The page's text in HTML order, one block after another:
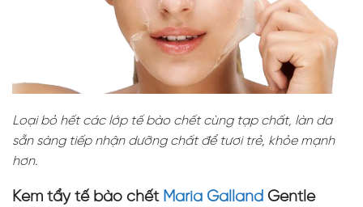
Loại bỏ hết các lớp tế bào chết cùng tạp chất, làn da
sẵn sàng tiếp nhận dưỡng chất để tươi trẻ, khỏe mạnh
hơn.
Kem tẩy tế bào chết Maria Galland Gentle